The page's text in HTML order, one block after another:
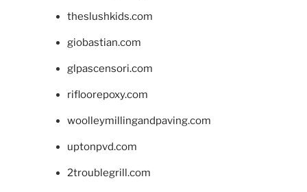
theslushkids.com
giobastian.com
glpascensori.com
rifloorepoxy.com
woolleymillingandpaving.com
uptonpvd.com
2troublegrill.com